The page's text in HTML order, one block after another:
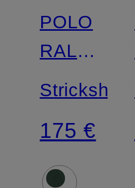
POLO
RALPH
LAUREN
Strickshirt
175 €